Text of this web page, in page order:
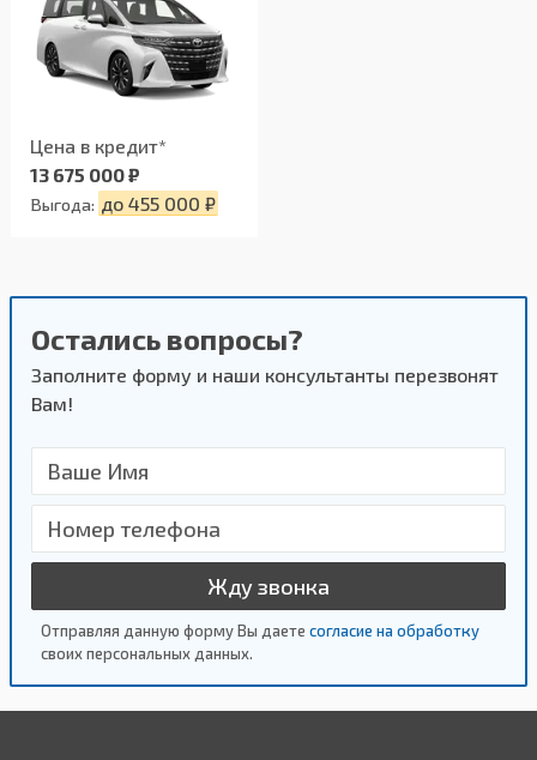
Цена в кредит*
13 675 000 ₽
Выгода: до 455 000 ₽
Остались вопросы?
Заполните форму и наши консультанты перезвонят
Вам!
Жду звонка
Отправляя данную форму Вы даете согласие на обработку
своих персональных данных.